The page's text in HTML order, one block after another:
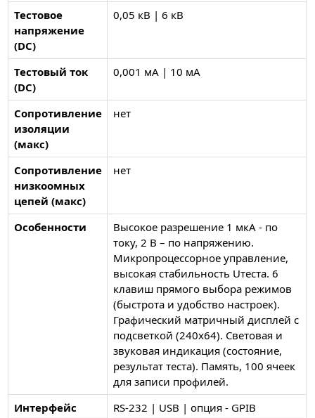
Тестовое
напряжение
(DC)
0,05 кВ | 6 кВ
Тестовый ток
(DC)
0,001 мА | 10 мА
Сопротивление
изоляции
(макс)
нет
Сопротивление
низкоомных
цепей (макс)
нет
Особенности
Высокое разрешение 1 мкА - по
току, 2 В – по напряжению.
Микропроцессорное управление,
высокая стабильность Uтеста. 6
клавиш прямого выбора режимов
(быстрота и удобство настроек).
Графический матричный дисплей с
подсветкой (240х64). Световая и
звуковая индикация (состояние,
результат теста). Память, 100 ячеек
для записи профилей.
Интерфейс
RS-232 | USB | опция - GPIB